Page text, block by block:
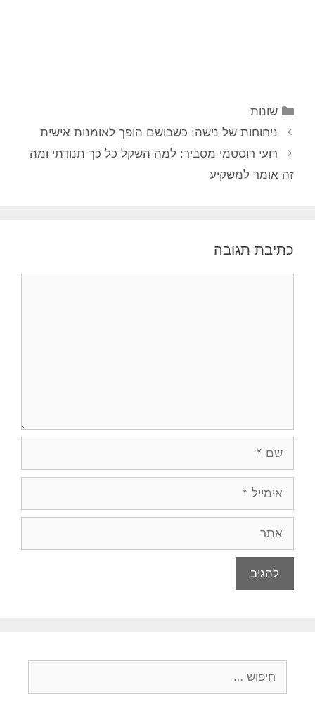
קטגוריות
שונות
ניווט
פוסטים
ניחוחות של נישה: כשבושם הופך לאומנות אישית
רועי רוסטמי מסביר: למה השקל כל כך תנודתי ומה
זה אומר למשקיע
כתיבת תגובה